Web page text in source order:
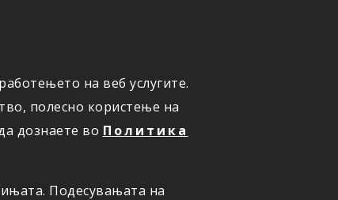
на веб услугите.
полесно користење на
дознаете во Политика
Подесувањата на
ОНЛАЈН ПРИЈАВИ ШТЕТА